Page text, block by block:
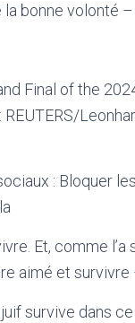
bonne volonté
: Bloquer
Et, comme l’a
aimé et
survive dans